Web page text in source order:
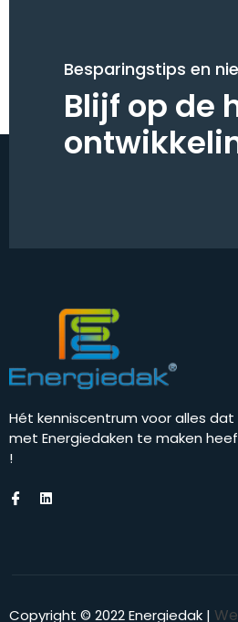
Besparingstips en
Blijf op de
Hét kenniscentrum voor alles dat
met Energiedaken te maken
!
Copyright © 2022 Energiedak |